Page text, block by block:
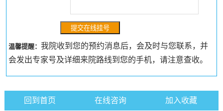
温馨提醒：我院收到您的预约消息后，会及时与您联系，并
会发出专家号及详细来院路线到您的手机，请注意查收。
回到首页 在线咨询 加入收藏